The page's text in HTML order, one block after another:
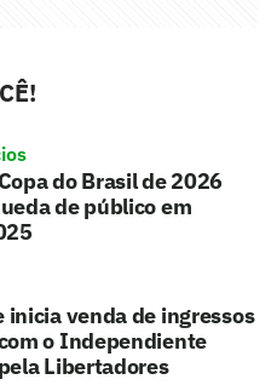
do Brasil de 2026
de público em
inicia venda de ingressos
o Independiente
Libertadores